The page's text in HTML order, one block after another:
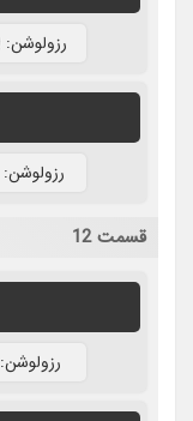
رزولوشن: 1080Q
رزولوشن: Bluray
قسمت 12
رزولوشن: 480p